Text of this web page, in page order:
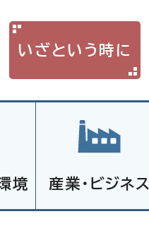
いざという時に
境 産業・ビジネス